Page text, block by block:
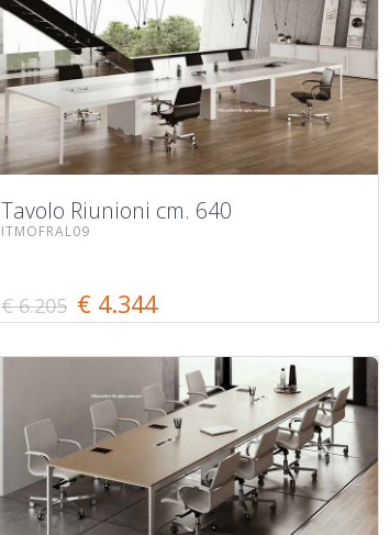
Tavolo Riunioni cm. 640
ITMOFRAL09
€ 6.205 € 4.344